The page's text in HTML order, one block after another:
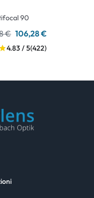
90
€ 106,28 €
4.83 / 5(422)